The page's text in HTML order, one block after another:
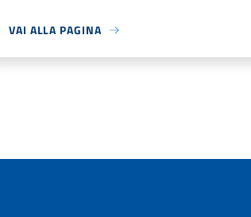
VAI ALLA PAGINA